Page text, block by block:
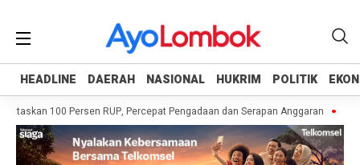
HEADLINE DAERAH NASIONAL HUKRIM POLITIK
HEADLINE DAERAH NASIONAL HUKRIM POLITIK
100 Persen RUP, Percepat Pengadaan dan Serapan Anggaran